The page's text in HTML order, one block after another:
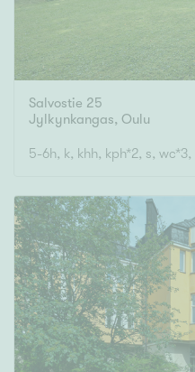
Salvostie 25
Jylkynkangas, Oulu
5-6h, k, khh, kph*2, s,